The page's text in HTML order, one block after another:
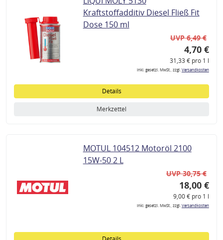
Kraftstoffadditiv Diesel Fließ Fit
Dose 150 ml
UVP 6,49 €
4,70 €
31,33 € pro 1 l
inkl. gesetzl. MwSt., zzgl.Versandkosten
Details
Merkzettel
MOTUL 104512 Motoröl 2100
15W-50 2 L
UVP 30,75 €
18,00 €
9,00 € pro 1 l
inkl. gesetzl. MwSt., zzgl.Versandkosten